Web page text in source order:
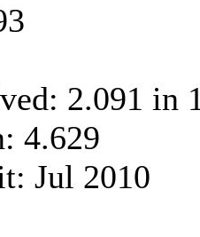
2.091 in
4.629
Jul 2010